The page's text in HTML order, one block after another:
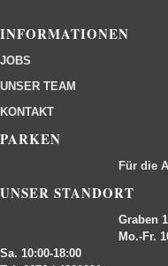
INFORMATIONEN
JOBS
UNSER TEAM
KONTAKT
PARKEN
Für die
UNSER STANDORT
Graben
Mo.-Fr.
Sa. 10:00-18:00